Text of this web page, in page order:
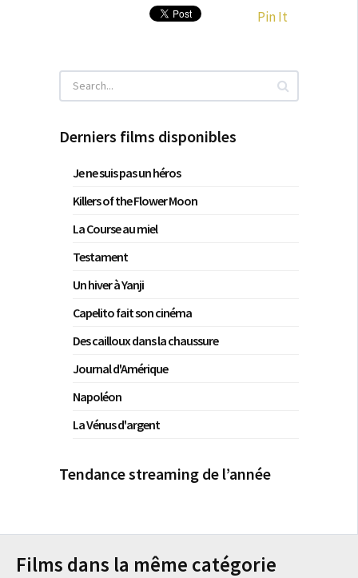
Pin It
Derniers films disponibles
Je ne suis pas un héros
Killers of the Flower Moon
La Course au miel
Testament
Un hiver à Yanji
Capelito fait son cinéma
Des cailloux dans la chaussure
Journal d'Amérique
Napoléon
La Vénus d'argent
Tendance streaming de l’année
Films dans la même catégorie